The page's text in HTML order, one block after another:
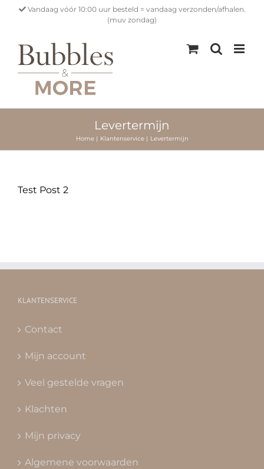
Vandaag vóór 10:00 uur besteld = vandaag verzonden/afhalen.
(muv zondag)
Levertermijn
Home Klantenservice Levertermijn
Test Post 2
KLANTENSERVICE
Contact
Mijn account
Veel gestelde vragen
Klachten
Mijn privacy
Algemene voorwaarden